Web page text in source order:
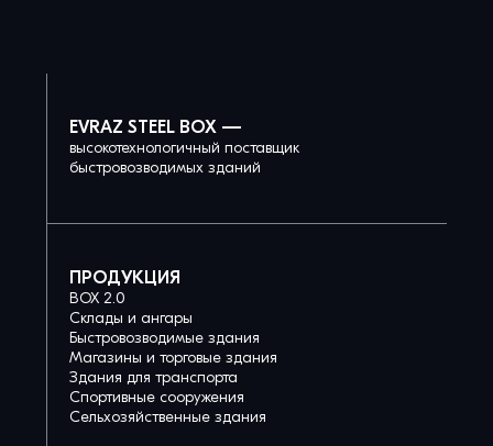
EVRAZ STEEL BOX —
высокотехнологичный поставщик
быстровозводимых зданий
ПРОДУКЦИЯ
BOX 2.0
Склады и ангары
Быстровозводимые здания
Магазины и торговые здания
Здания для транспорта
Спортивные сооружения
Сельхозяйственные здания